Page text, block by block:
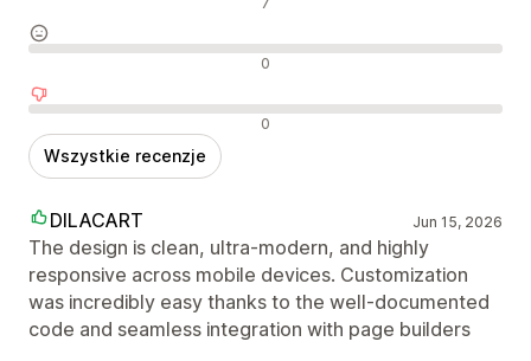
0
0
Wszystkie recenzje
DILACART Jun 15, 2026
The design is clean, ultra-modern, and highly
responsive across mobile devices. Customization
was incredibly easy thanks to the well-documented
code and seamless integration with page builders